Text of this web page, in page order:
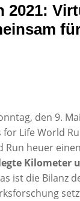
2021:
den 9.
Life World
Run heuer
Kilometer
ist die Bilanz